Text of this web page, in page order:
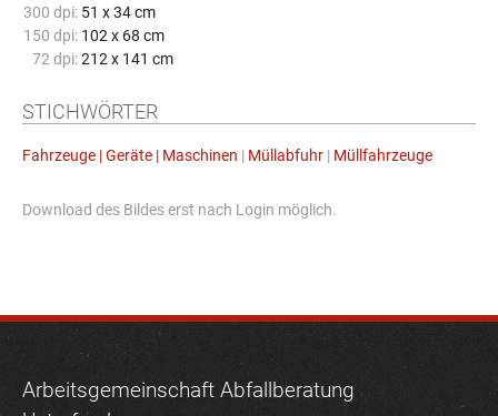
300 dpi: 51 x 34 cm
150 dpi: 102 x 68 cm
72 dpi: 212 x 141 cm
STICHWÖRTER
Fahrzeuge | Geräte | Maschinen | Müllabfuhr | Müllfahrzeuge
Download des Bildes erst nach Login möglich.
Arbeitsgemeinschaft Abfallberatung